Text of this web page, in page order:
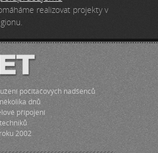
realizovat projekty v
počítačových nadšenců
dnů
přípojení
2002